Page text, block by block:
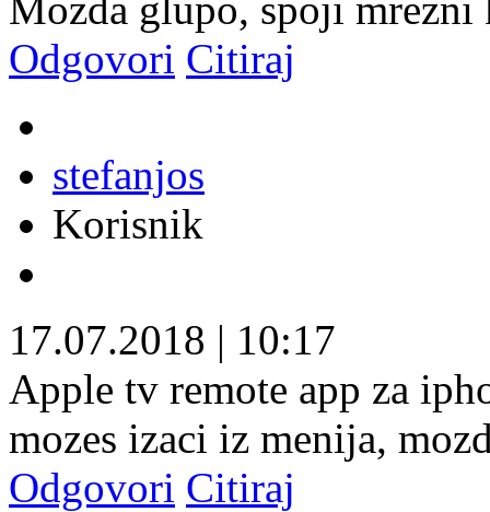
Odgovori Citiraj
stefanjos
Korisnik
17.07.2018 | 10:17
Apple tv remote app za
mozes izaci iz menija,
Odgovori Citiraj